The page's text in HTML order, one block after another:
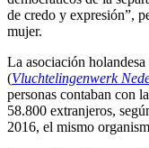
de credo y expresión”,
mujer.
La asociación
(Vluchtelingenwerk
personas contaban con
58.800 extranjeros,
2016, el mismo